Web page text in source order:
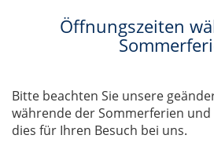
Öffnungszeiten
Bitte beachten Sie unsere
währende der Sommerferien
dies für Ihren Besuch bei uns.